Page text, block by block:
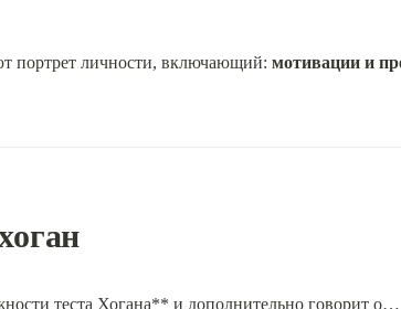
портрет личности, включающий: мотивации и
теста Хогана** и дополнительно говорит о…